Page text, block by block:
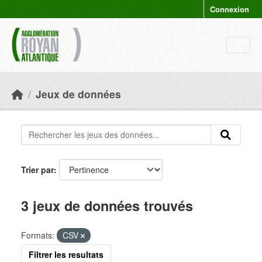
Connexion
Jeux de données
Trier par
3 jeux de données trouvés
Formats:
CSV
Filtrer les resultats